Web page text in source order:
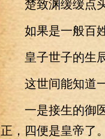
如果是一般百姓
皇子世子的生辰
这世间能知道一
一是接生的御医
正，四便是皇帝了。